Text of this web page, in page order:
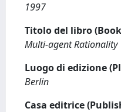
1997
Titolo del libro
Multi-agent Rationality
Luogo di edizione
Berlin
Casa editrice